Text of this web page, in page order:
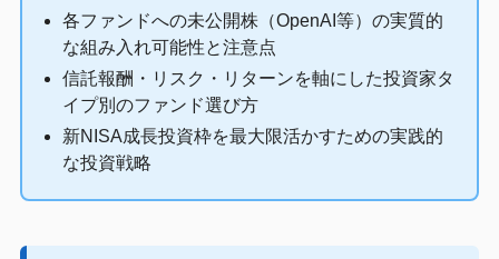
各ファンドへの未公開株（OpenAI等）の実質的
な組み入れ可能性と注意点
信託報酬・リスク・リターンを軸にした投資家タ
イプ別のファンド選び方
新NISA成長投資枠を最大限活かすための実践的
な投資戦略